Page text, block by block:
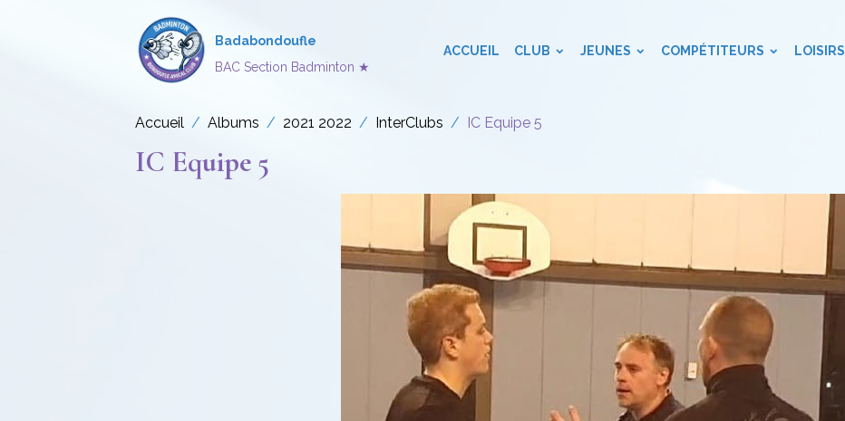
Badabondoufle
BAC Section Badminton ★
ACCUEIL CLUB JEUNES COMPÉTITEURS LOISIRS
Accueil Albums 2021 2022 InterClubs IC Equipe 5
IC Equipe 5